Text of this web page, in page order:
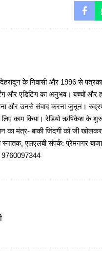
के निवासी और 1996 से
और एडिटिंग का अनुभव। बच्चों
और उनसे संवाद करना जुनून।
काम किया। रेडियो ऋषिकेश के
मंत्र- बाकी जिंदगी को जी खोलकर
स्नातक, एलएलबी संपर्क: प्रेमनगर